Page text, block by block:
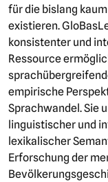
für die bislang
existieren.
konsistenter und
Ressource
empirische
Sprachwandel. Sie
linguistischer und
lexikalischer
Erforschung der